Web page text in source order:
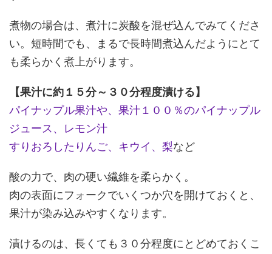
煮物の場合は、煮汁に炭酸を混ぜ込んでみてくださ
い。短時間でも、まるで長時間煮込んだようにとて
も柔らかく煮上がります。
【果汁に約１５分～３０分程度漬ける】
パイナップル果汁や、果汁１００％のパイナップル
ジュース、レモン汁
すりおろしたりんご、キウイ、梨など
酸の力で、肉の硬い繊維を柔らかく。
肉の表面にフォークでいくつか穴を開けておくと、
果汁が染み込みやすくなります。
漬けるのは、長くても３０分程度にとどめておくこ